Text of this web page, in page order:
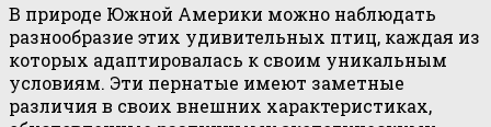
В природе Южной Америки можно наблюдать
разнообразие этих удивительных птиц, каждая из
которых адаптировалась к своим уникальным
условиям. Эти пернатые имеют заметные
различия в своих внешних характеристиках,